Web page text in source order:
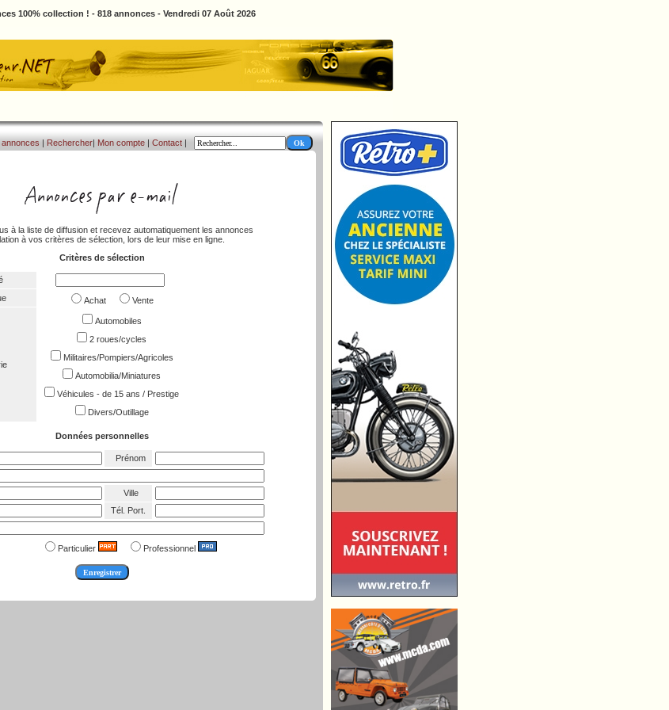
100% collection ! - 818 annonces - Vendredi 07 Août 2026
| Rechercher| Mon compte | Contact |
à la liste de diffusion et recevez automatiquement les annonces
à vos critères de sélection, lors de leur mise en ligne.
Critères de sélection
Achat Vente
Automobiles
2 roues/cycles
Militaires/Pompiers/Agricoles
Automobilia/Miniatures
Véhicules - de 15 ans / Prestige
Divers/Outillage
Données personnelles
Prénom
Ville
Tél. Port.
Particulier Professionnel